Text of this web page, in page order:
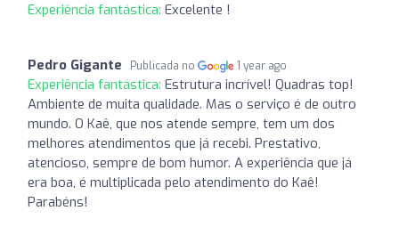
Experiência fantástica: Excelente !
Pedro Gigante Publicada no 1 year ago
Experiência fantástica: Estrutura incrível! Quadras top!
Ambiente de muita qualidade. Mas o serviço é de outro
mundo. O Kaê, que nos atende sempre, tem um dos
melhores atendimentos que já recebi. Prestativo,
atencioso, sempre de bom humor. A experiência que já
era boa, é multiplicada pelo atendimento do Kaê!
Parabéns!